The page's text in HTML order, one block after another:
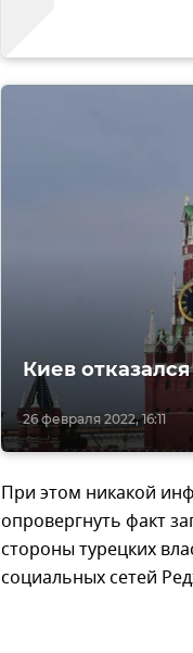
26 февраля 2022, 16:11
Киев
При этом никакой
опровергнуть факт
стороны турецких
социальных сетей